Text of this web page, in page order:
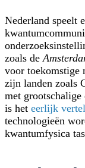
Nederland speelt
zoals de
voor toekomstige
zijn landen zoals
met grootschalige
is het eerlijk
technologieën
kwantumfysica